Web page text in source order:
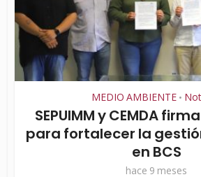
MEDIO AMBIENTE •
SEPUIMM y CEMDA
para fortalecer la
en BCS
hace 9 meses